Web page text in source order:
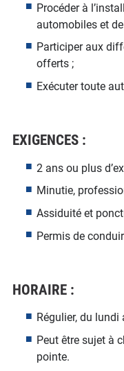
Procéder à
automobiles et
Participer aux
offerts ;
Exécuter toute
EXIGENCES :
2 ans ou plus
Minutie,
Assiduité et
Permis de
HORAIRE :
Régulier, du lundi
Peut être sujet à
pointe.